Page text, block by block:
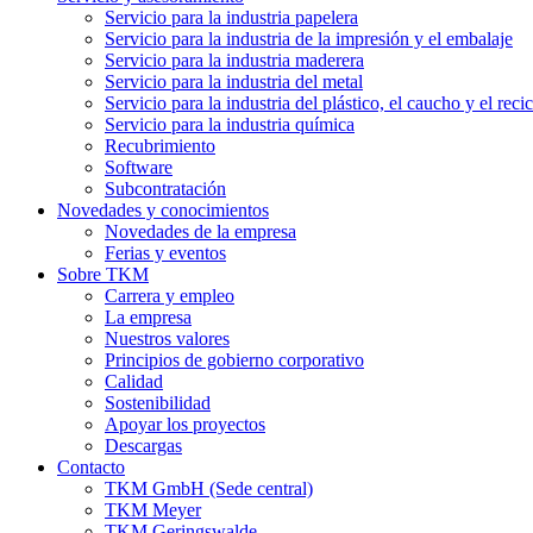
Servicio para la industria papelera
Servicio para la industria de la impresión y el embalaje
Servicio para la industria maderera
Servicio para la industria del metal
Servicio para la industria del plástico, el caucho y el
Servicio para la industria química
Recubrimiento
Software
Subcontratación
Novedades y conocimientos
Novedades de la empresa
Ferias y eventos
Sobre TKM
Carrera y empleo
La empresa
Nuestros valores
Principios de gobierno corporativo
Calidad
Sostenibilidad
Apoyar los proyectos
Descargas
Contacto
TKM GmbH (Sede central)
TKM Meyer